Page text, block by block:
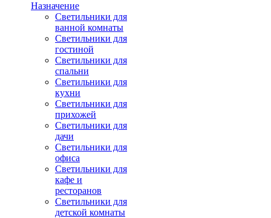
Назначение
Светильники для
ванной комнаты
Светильники для
гостиной
Светильники для
спальни
Светильники для
кухни
Светильники для
прихожей
Светильники для
дачи
Светильники для
офиса
Светильники для
кафе и
ресторанов
Светильники для
детской комнаты